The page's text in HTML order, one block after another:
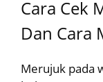
Cara Cek
Dan Cara
Merujuk pada